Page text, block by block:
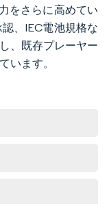
をさらに高めてい
認、IEC電池規格な
、既存プレーヤー
います。